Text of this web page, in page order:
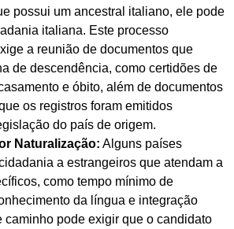
possui um ancestral italiano, ele pode
italiana. Este processo
a reunião de documentos que
de descendência, como certidões de
e óbito, além de documentos
os registros foram emitidos
do país de origem.
Naturalização: Alguns países
a estrangeiros que atendam a
como tempo mínimo de
da língua e integração
caminho pode exigir que o candidato